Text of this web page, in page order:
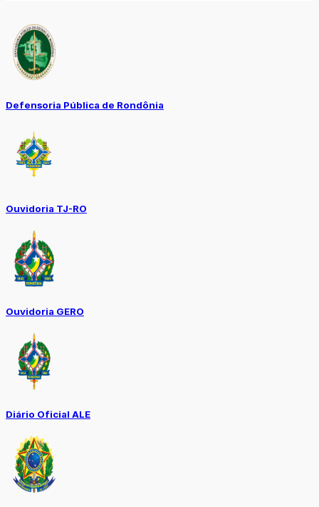
Defensoria Pública de Rondônia
Ouvidoria TJ-RO
Ouvidoria GERO
Diário Oficial ALE